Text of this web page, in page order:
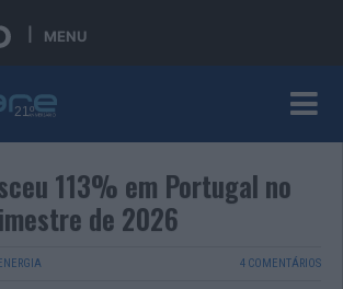
MENU
113% em Portugal no
de 2026
4 COMENTÁRIOS